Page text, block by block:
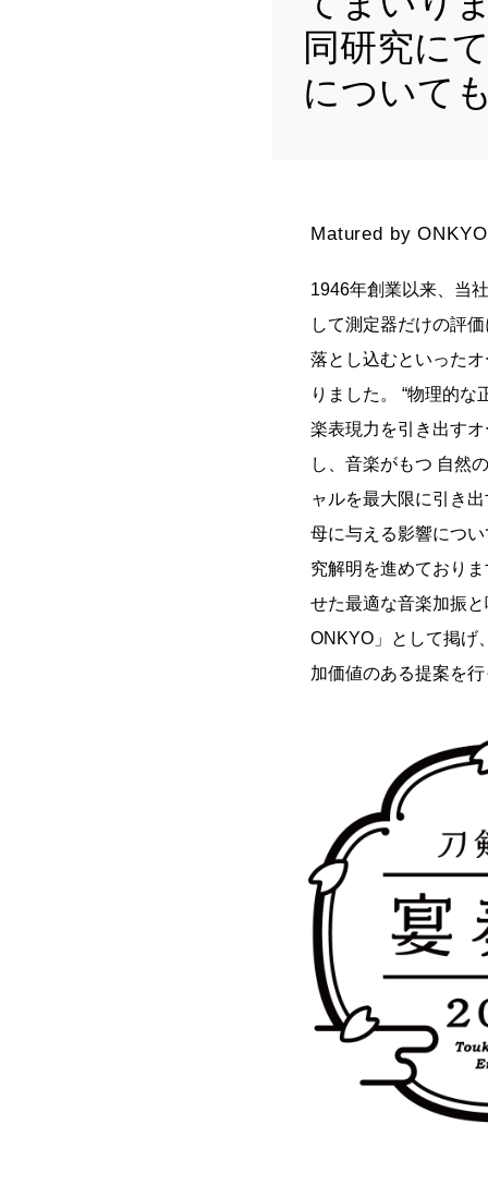
同研究に
について
Matured by ONKYO
1946年創業以来、当
して測定器だけの評
落とし込むといった
りました。 “物理的
楽表現力を引き出す
し、音楽がもつ 自然
ャルを最大限に引き
母に与える影響につ
究解明を進めており
せた最適な音楽加振
ONKYO」として掲げ
加価値のある提案を